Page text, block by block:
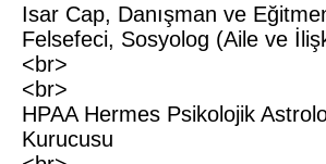
Isar Cap, Danışman ve
Felsefeci, Sosyolog (Aile ve
<br>
<br>
HPAA Hermes Psikolojik
Kurucusu